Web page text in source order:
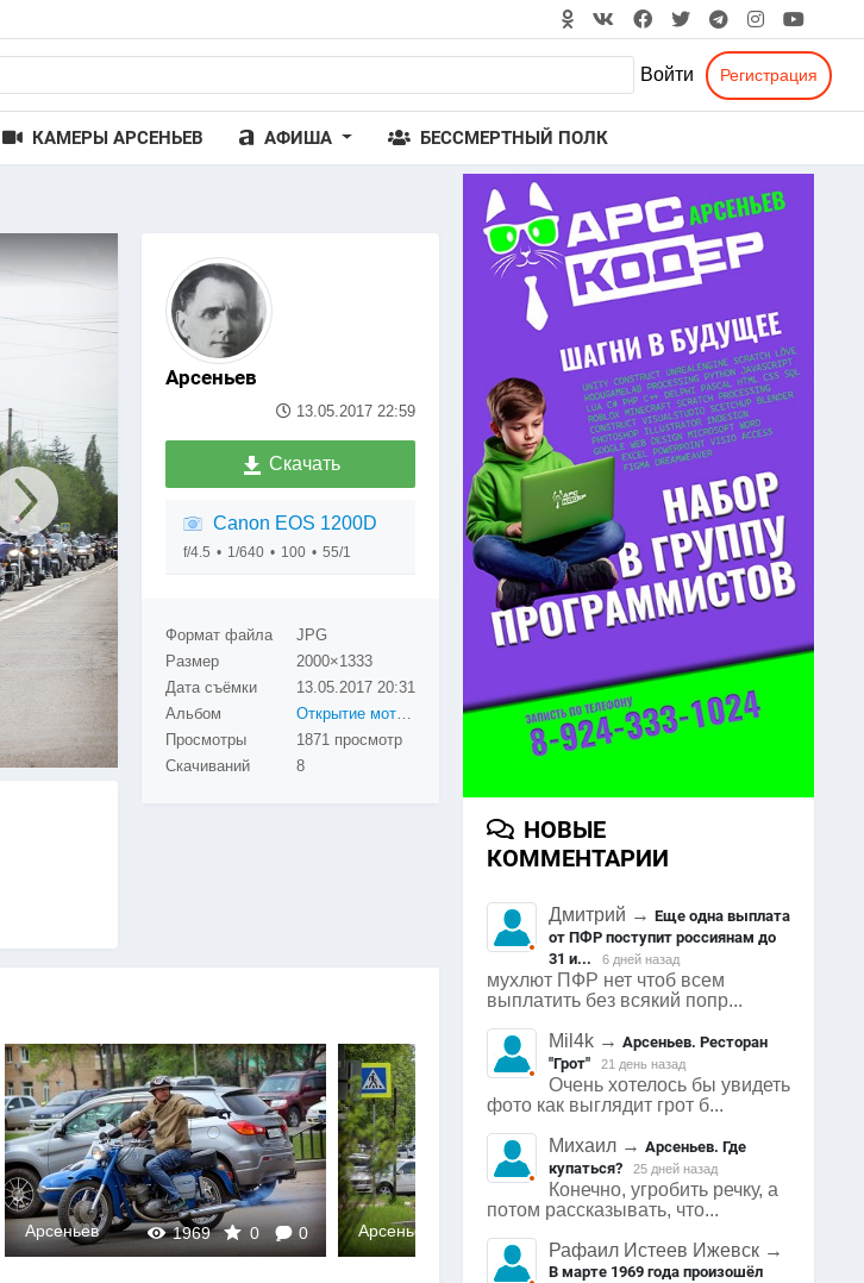
Войти Регистрация
КАМЕРЫ АРСЕНЬЕВ АФИША БЕССМЕРТНЫЙ ПОЛК
Арсеньев
13.05.2017 22:59
Скачать
Canon EOS 1200D
f/4.5 1/640 100 55/1
Формат файла
JPG
Размер
2000×1333
Дата съёмки
13.05.2017 20:31
Альбом
Открытие мотосезона 2017
Просмотры
1871 просмотр
Скачиваний
8
1969 0 0
Арсеньев Арсеньев
НОВЫЕ
КОММЕНТАРИИ
Дмитрий →Еще одна выплата
от ПФР поступит россиянам до
31 и...
6 дней назад
мухлют ПФР нет чтоб всем
выплатить без всякий попр...
Mil4k →Арсеньев. Ресторан
"Грот"
21 день назад
Очень хотелось бы увидеть
фото как выглядит грот б...
Михаил →Арсеньев. Где
купаться?
25 дней назад
Конечно, угробить речку, а
потом рассказывать, что...
Рафаил Истеев Ижевск →
В марте 1969 года произошёл